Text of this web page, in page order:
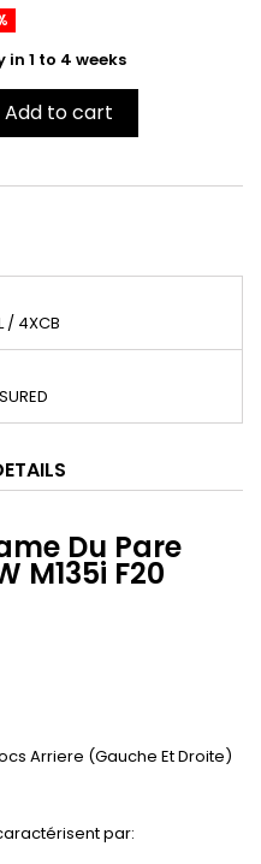
in 1 to 4 weeks
Add to cart
/ 4XCB
Du Pare
M135i F20
Arriere (Gauche Et Droite)
par: